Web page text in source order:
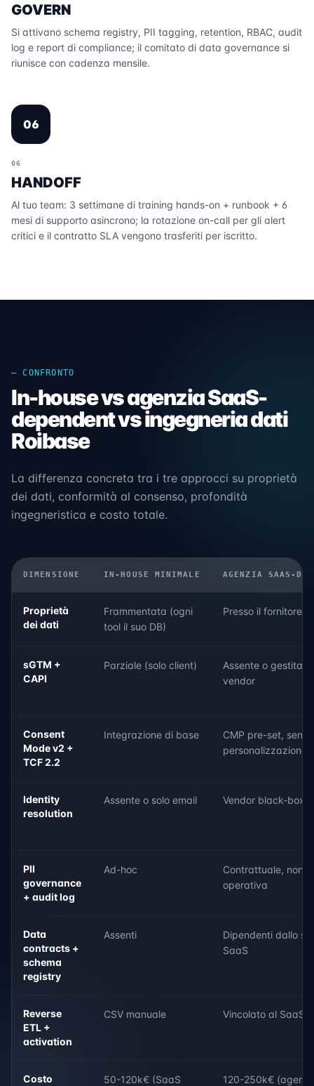
GOVERN
Si attivano schema registry, PII tagging, retention, RBAC, audit
log e report di compliance; il comitato di data governance si
riunisce con cadenza mensile.
06
06
HANDOFF
Al tuo team: 3 settimane di training hands-on + runbook + 6
mesi di supporto asincrono; la rotazione on-call per gli alert
critici e il contratto SLA vengono trasferiti per iscritto.
— CONFRONTO
In-house vs agenzia SaaS-
dependent vs ingegneria dati
Roibase
La differenza concreta tra i tre approcci su proprietà
dei dati, conformità al consenso, profondità
ingegneristica e costo totale.
DIMENSIONE IN-HOUSE MINIMALE AGENZIA SAAS-
Proprietà
dei dati
Frammentata (ogni
tool il suo DB)
Presso il fornitore
sGTM +
CAPI
Parziale (solo client)
Assente o gestita
vendor
Consent
Mode v2 +
TCF 2.2
Integrazione di base
CMP pre-set, senza
personalizzazione
Identity
resolution
Assente o solo email Vendor black-box
PII
governance
+ audit log
Ad-hoc
Contrattuale, non
operativa
Data
contracts +
schema
registry
Assenti
Dipendenti dallo
SaaS
Reverse
ETL +
activation
CSV manuale Vincolato al SaaS
Costo
50-120k€ (SaaS
120-250k€